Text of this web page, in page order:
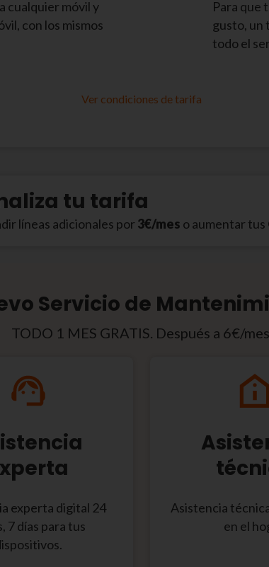
cualquier móvil y
con los mismos
Para que
gusto, un
todo el
Ver condiciones de tarifa
tu tarifa
líneas adicionales por 3€/mes o aumentar tus
Servicio de
TODO 1 MES GRATIS. Después a 6€/
experta digital 24
7 días para tus
Asistencia
en el